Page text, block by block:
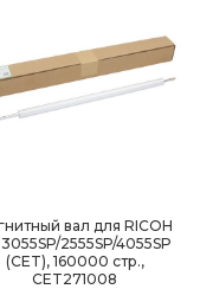
вал для RICOH
2555SP/4055SP
(CET), 160000 стр.,
CET271008